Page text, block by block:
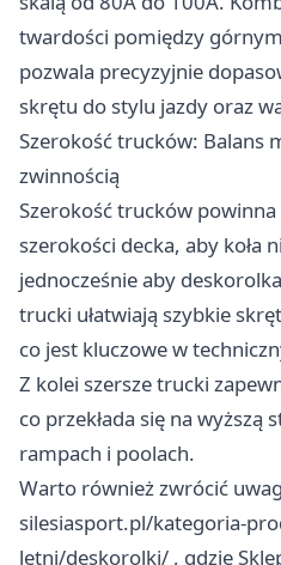
twardości pomiędzy
pozwala precyzyjnie
skrętu do stylu jazdy oraz
Szerokość trucków: Balans
zwinnością
Szerokość trucków
szerokości decka, aby koła
jednocześnie aby
trucki ułatwiają szybkie
co jest kluczowe w
Z kolei szersze trucki
co przekłada się na wyższą
rampach i poolach.
Warto również zwrócić
silesiasport.pl/kategoria-
letni/deskorolki/ , gdzie